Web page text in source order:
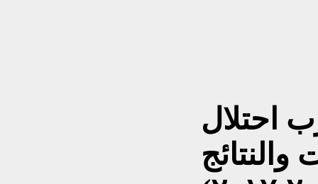
احتلال
والنتائج